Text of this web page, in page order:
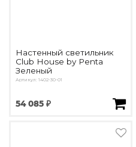
Настенный светильник
Club House by Penta
Зеленый
Артикул: 1402-30-01
54 085 ₽